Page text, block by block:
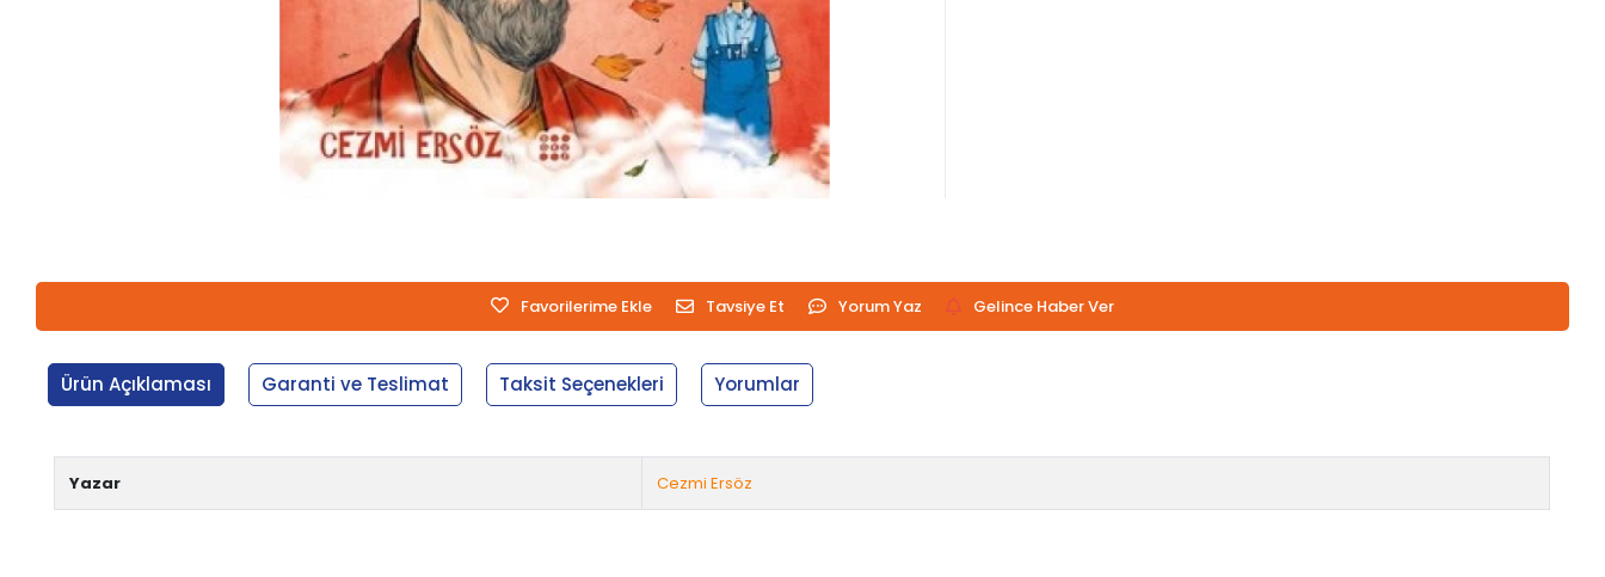
Favorilerime Ekle Tavsiye Et Yorum Yaz Gelince Haber Ver
Ürün Açıklaması Garanti ve Teslimat Taksit Seçenekleri Yorumlar
Yazar Cezmi Ersöz